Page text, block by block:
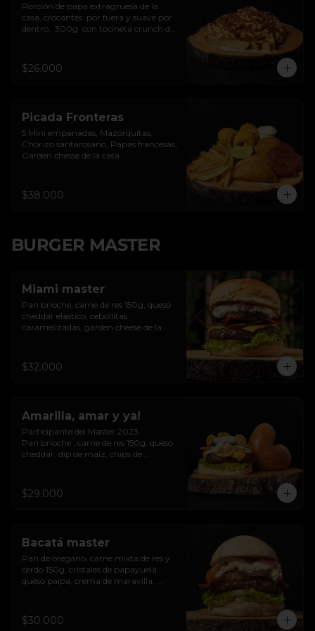
Porción de papa extragruesa de la
casa, crocantes  por fuera y suave por
dentro,  300g  con tocineta crunch de
$26.000
Picada Fronteras
5 Mini empanadas, Mazorquitas,
Chorizo santarosano, Papas francesas,
Garden chesse de la casa.
$38.000
BURGER MASTER
Miami master
Pan brioche, carne de res 150g, queso
cheddar elástico, cebollitas
caramelizadas, garden cheese de la
$32.000
Amarilla, amar y ya!
Participante del Master 2023
Pan brioche , carne de res 150g, queso
cheddar, dip de maíz, chips de
$29.000
Bacatá master
Pan de oregano, carne mixta de res y
cerdo 150g, cristales de papayuela,
queso paipa, crema de maravilla,
$30.000